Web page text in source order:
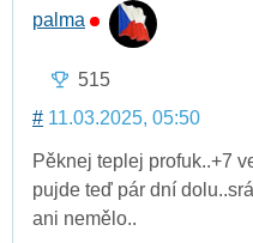
palma
515
# 11.03.2025, 05:50
Pěknej teplej profuk..+7
pujde teď pár dní
ani nemělo..